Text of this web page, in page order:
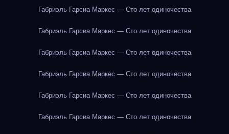
Габриэль Гарсиа Маркес — Сто лет одиночества
Габриэль Гарсиа Маркес — Сто лет одиночества
Габриэль Гарсиа Маркес — Сто лет одиночества
Габриэль Гарсиа Маркес — Сто лет одиночества
Габриэль Гарсиа Маркес — Сто лет одиночества
Габриэль Гарсиа Маркес — Сто лет одиночества